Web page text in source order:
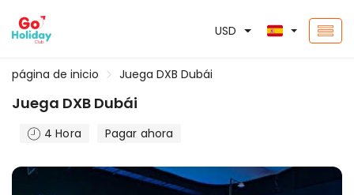
USD
página de inicio Juega DXB Dubái
Juega DXB Dubái
4 Hora Pagar ahora